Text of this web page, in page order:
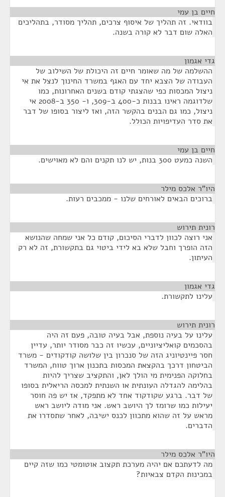
חיים בן עמי
בוודאי. זה תהליך של איסוף צרכים, תהליך מסודר, בתהליכים
האלה שום דבר לא קורה בשנה.
גדי אגמון
ההשלמה של מה שאומר חיים זה היכולת של השילוב של
העבודה של הצבא יחד עם האגף במשרד החינוך לנצל את אי
ניצול המכסות כפי שהצגתי קודם בשנים האחרונות, כמו
שלדוגמה ראינו בבנות כ-400 ב-309, ו- 350 ב-2008 אי
ניצול, כמו גם הבנים בהקשר הזה, ואז ליצור בסופו של דבר
את סדר העדיפויות הכולל.
חיים בן עמי
השנה כמעט 300 בנות, יש לנו תקנים והם לא מאוישים.
היו"ר אלכס מילר
ברוכים הבאים לאורחים שלנו - ממכבים רעות.
רונית תירוש
אני רוצה לכוון לדברי הסיכום, קודם כל אני שמחה שהנושא
הזה הופרך וחבל שלא בא לידי ביטוי גם בתקשורת, זה לא רק
העיתון.
גדי אגמון
עלינו לתקשורת.
רונית תירוש
עלינו על בעיה נוספת, אבל בעיה טובה, פעם זה היה
בהסכמים קואליציוניים, עכשיו זה כבר מסודר יותר, עדיין
חסר פיינטיוניג הזה של סנכרון בין שלושה קודקודים - משרד
הביטחון דרכך בהקצאת המכסות בתכנון ארוך טווח, המשרד
בחלוקה הפנימית מי הולך לאן, והתקציב שצריך להיות
בהלימה להגדלה העונתית או השנתית למכסה הריאלית בסופו
של דבר. ברגע שקודקוד אחד לא מתפקד, אז יש פה חוסר
יעילות כמו שרומז לך היושב ראש. אני מודה ליושב ראש
מראש על זה שהוא מתכוון לכנס ישיבה, לאחר שתסדרו את
הדברים.
היו"ר אלכס מילר
מה לדעתכם אם יהיה מערכת תקצוב אוטומטי כמו שזה קיים
במכינות הקדם צבאיות?